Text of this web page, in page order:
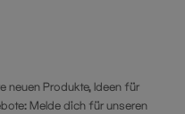
neuen Produkte, Ideen für
Melde dich für unseren